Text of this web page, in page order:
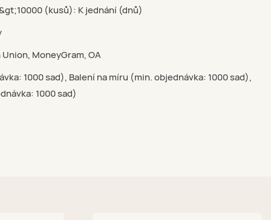
(kusů): K jednání (dnů)
MoneyGram, OA
1000 sad), Balení na míru (min. objednávka: 1000 sad),
1000 sad)